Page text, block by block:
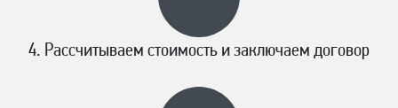
Рассчитываем стоимость и заключаем договор